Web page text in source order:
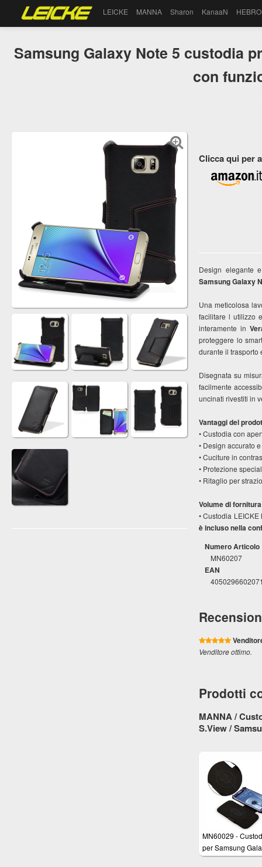
LEICKE MANNA Sharon KanaaN
Samsung Galaxy Note 5 custodia
con
Clicca qui per
Design elegante
Samsung Galaxy
Una meticolosa
facilitare l utilizzo
interamente in
proteggere lo
durante il trasporto
Disegnata su
facilmente
uncinati rivestiti in
Vantaggi del
• Custodia con
• Design accurato
• Cuciture in
• Protezione
• Ritaglio per
Volume di
• Custodia
è incluso nella
Numero Articolo
MN60207
EAN
Venditore ottimo.
Prodotti
MANNA /
S.View /
MN60029 -
per Samsung
S3-i9300 Ultra